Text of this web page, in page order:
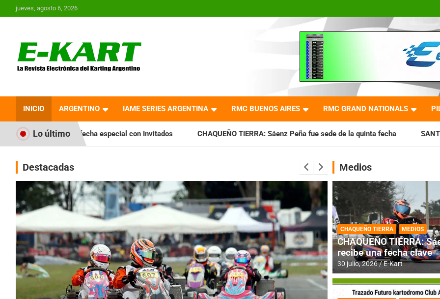
Saltar
al
jueves, agosto 6, 2026
Revista Electrónica del
Karting en Argentina
INICIO ARGENTINO IAME SERIES ARGENTINA RMC BUENOS AIRES RMC GRAND NATIONALS
Lo último
especial con Invitados CHAQUEÑO TIERRA: Sáenz Peña fue sede de la quinta fecha SANTIAGUEÑO: Se cumplió
Destacadas Medios
CHAQUEÑO TIERRA MEDIOS
CHAQUEÑO TIERRA:
recibe una fecha clave
30 julio, 2026 E-Kart